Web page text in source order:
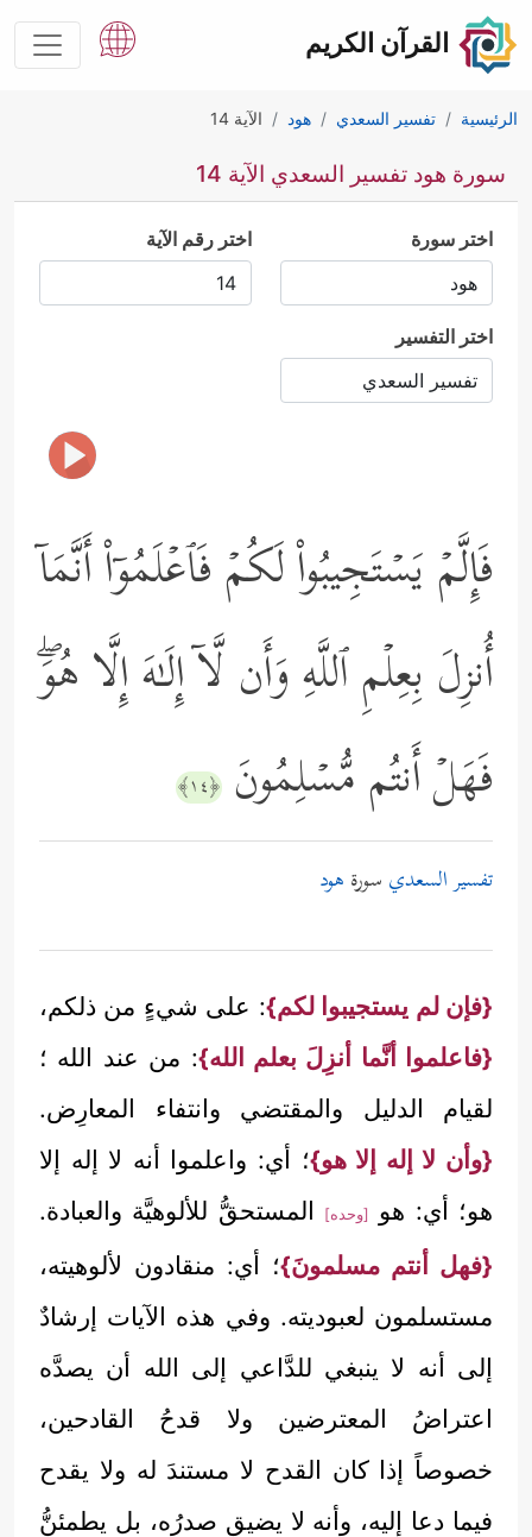
القرآن الكريم
الرئيسية تفسير السعدي هود الآية 14
سورة هود تفسير السعدي الآية 14
اختر سورة اختر رقم الآية
اختر التفسير
فَإِلَّمۡ یَسۡتَجِیبُواْ لَكُمۡ فَٱعۡلَمُوۤاْ أَنَّمَاۤ
أُنزِلَ بِعِلۡمِ ٱللَّهِ وَأَن لَّاۤ إِلَـٰهَ إِلَّا هُوَۖ
فَهَلۡ أَنتُم مُّسۡلِمُونَ ﴿١٤﴾
تفسير السعدي سورة هود
{فإن لم يستجيبوا لكم}: على شيءٍ من ذلكم،
{فاعلموا أنَّما أنزِلَ بعلم الله}: من عند الله ؛
لقيام الدليل والمقتضي وانتفاء المعارِض.
{وأن لا إله إلا هو}؛ أي: واعلموا أنه لا إله إلا
هو؛ أي: هو
[وحده]
المستحقُّ للألوهيَّة والعبادة.
{فهل أنتم مسلمونَ}؛ أي: منقادون لألوهيته،
مستسلمون لعبوديته. وفي هذه الآيات إرشادٌ
إلى أنه لا ينبغي للدَّاعي إلى الله أن يصدَّه
اعتراضُ المعترضين ولا قدحُ القادحين،
خصوصاً إذا كان القدح لا مستندَ له ولا يقدح
فيما دعا إليه، وأنه لا يضيق صدرُه، بل يطمئنُّ